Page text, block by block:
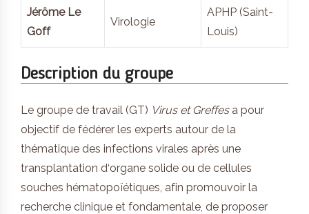
Jérôme Le
Goff
Virologie
APHP (Saint-
Louis)
Description du groupe
Le groupe de travail (GT) Virus et Greffesa pour
objectif de fédérer les experts autour de la
thématique des infections virales après une
transplantation d‘organe solide ou de cellules
souches hématopoïétiques, afin promouvoir la
recherche clinique et fondamentale, de proposer